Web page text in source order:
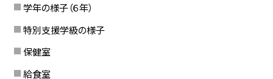
学年の様子（６年）
特別支援学級の様子
保健室
給食室